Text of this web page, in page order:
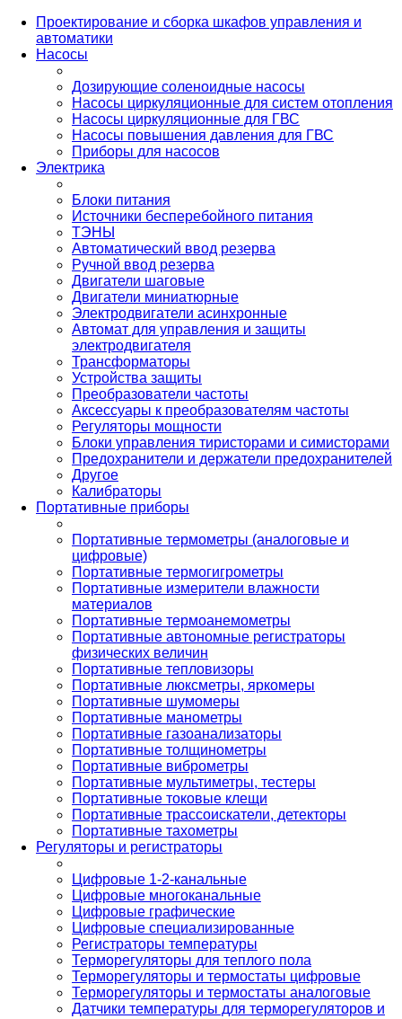
Проектирование и сборка шкафов управления и
автоматики
Насосы
Дозирующие соленоидные насосы
Насосы циркуляционные для систем отопления
Насосы циркуляционные для ГВС
Насосы повышения давления для ГВС
Приборы для насосов
Электрика
Блоки питания
Источники бесперебойного питания
ТЭНЫ
Автоматический ввод резерва
Ручной ввод резерва
Двигатели шаговые
Двигатели миниатюрные
Электродвигатели асинхронные
Автомат для управления и защиты
электродвигателя
Трансформаторы
Устройства защиты
Преобразователи частоты
Аксессуары к преобразователям частоты
Регуляторы мощности
Блоки управления тиристорами и симисторами
Предохранители и держатели предохранителей
Другое
Калибраторы
Портативные приборы
Портативные термометры (аналоговые и
цифровые)
Портативные термогигрометры
Портативные измерители влажности
материалов
Портативные термоанемометры
Портативные автономные регистраторы
физических величин
Портативные тепловизоры
Портативные люксметры, яркомеры
Портативные шумомеры
Портативные манометры
Портативные газоанализаторы
Портативные толщинометры
Портативные виброметры
Портативные мультиметры, тестеры
Портативные токовые клещи
Портативные трассоискатели, детекторы
Портативные тахометры
Регуляторы и регистраторы
Цифровые 1-2-канальные
Цифровые многоканальные
Цифровые графические
Цифровые специализированные
Регистраторы температуры
Терморегуляторы для теплого пола
Терморегуляторы и термостаты цифровые
Терморегуляторы и термостаты аналоговые
Датчики температуры для терморегуляторов и